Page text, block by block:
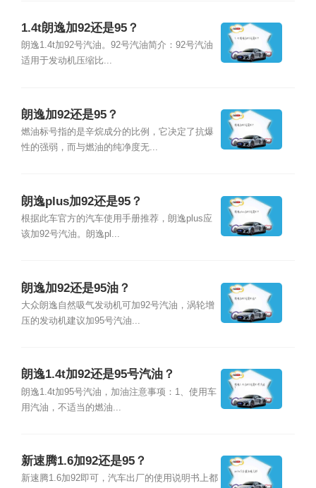
1.4t朗逸加92还是95？
朗逸1.4t加92号汽油。92号汽油简介：92号汽油
适用于发动机压缩比...
朗逸加92还是95？
燃油标号指的是辛烷成分的比例，它决定了抗爆
性的强弱，而与燃油的纯净度无...
朗逸plus加92还是95？
根据此车官方的汽车使用手册推荐，朗逸plus应
该加92号汽油。朗逸pl...
朗逸加92还是95油？
大众朗逸自然吸气发动机可加92号汽油，涡轮增
压的发动机建议加95号汽油...
朗逸1.4t加92还是95号汽油？
朗逸1.4t加95号汽油，加油注意事项：1、使用车
用汽油，不适当的燃油...
新速腾1.6加92还是95？
新速腾1.6加92即可，汽车出厂的使用说明书上都